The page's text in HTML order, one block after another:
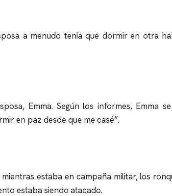
a menudo tenía que dormir en otra
Emma. Según los informes, Emma
en paz desde que me casé”.
estaba en campaña militar, los
estaba siendo atacado.